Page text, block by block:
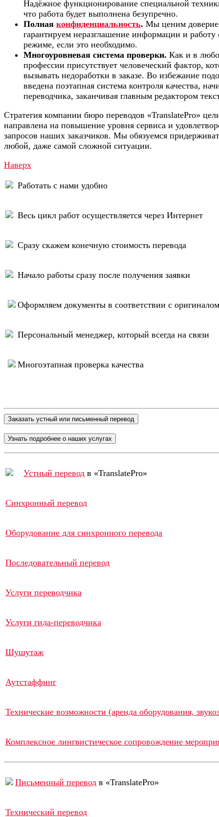
Надёжное функционирование специальной
что работа будет выполнена безупречно.
Полная конфиденциальность. Мы ценим
гарантируем неразглашение информации и
режиме, если это необходимо.
Многоуровневая система проверки. Как и в
профессии присутствует человеческий фактор,
вызывать недоработки в заказе. Во избежание
введена поэтапная система контроля качества,
переводчика, заканчивая главным редактором
Стратегия компании бюро переводов «TranslatePro»
направлена на повышение уровня сервиса и
запросов наших заказчиков. Мы обязуемся
любой, даже самой сложной ситуации.
Наверх
Работать с нами удобно
Весь цикл работ осуществляется через Интернет
Сразу скажем конечную стоимость перевода
Начало работы сразу после получения заявки
Оформляем документы в соответствии с оригиналом
Персональный менеджер, который всегда на связи
Многоэтапная проверка качества
Устный перевод в «TranslatePro»
Синхронный перевод
Оборудование для синхронного перевода
Последовательный перевод
Услуги переводчика
Услуги гида-переводчика
Шушутаж
Аутстаффинг
Технические возможности (аренда оборудования,
Комплексное лингвистическое сопровождение
Письменный перевод в «TranslatePro»
Технический перевод